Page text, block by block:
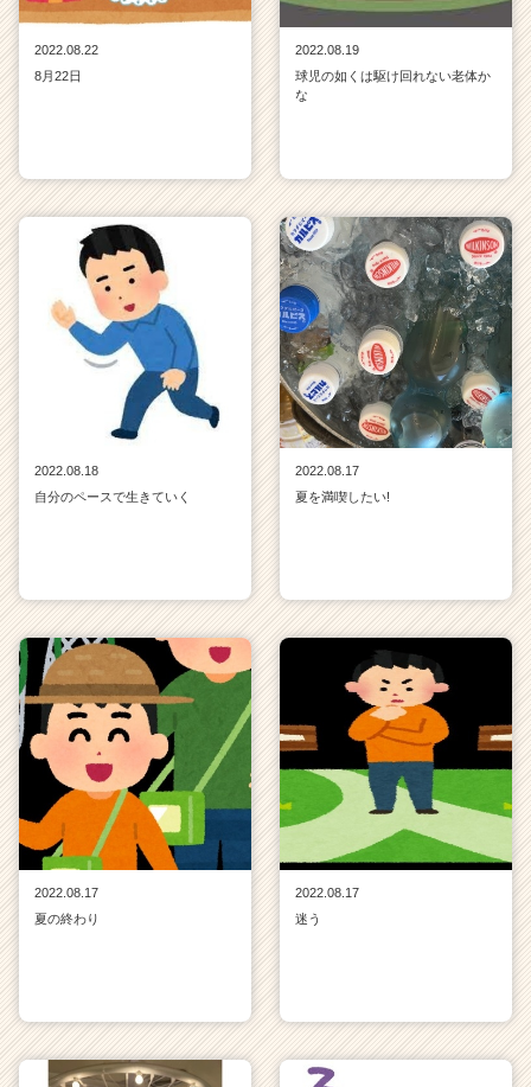
2022.08.22
8月22日
2022.08.19
球児の如くは駆け回れない老体か
な
2022.08.18
自分のペースで生きていく
2022.08.17
夏を満喫したい!
2022.08.17
夏の終わり
2022.08.17
迷う